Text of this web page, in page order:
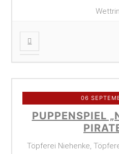
06
PUPPENSPIEL
Töpferei Niehenke,